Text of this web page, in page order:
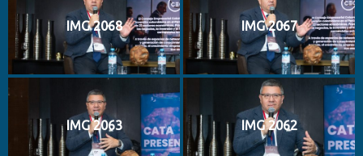
IMG 2068 IMG 2067
IMG 2063 IMG 2062